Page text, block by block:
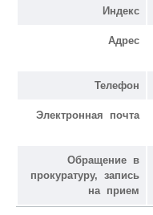
Индекс
Адрес
Телефон
Электронная почта
Обращение в
прокуратуру, запись
на прием